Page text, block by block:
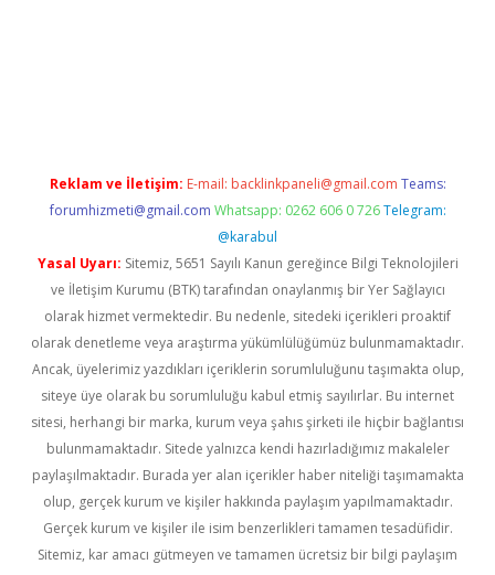
Reklam ve İletişim: E-mail: backlinkpaneli@gmail.com Teams:
forumhizmeti@gmail.com Whatsapp: 0262 606 0 726 Telegram:
@karabul
Yasal Uyarı: Sitemiz, 5651 Sayılı Kanun gereğince Bilgi Teknolojileri
ve İletişim Kurumu (BTK) tarafından onaylanmış bir Yer Sağlayıcı
olarak hizmet vermektedir. Bu nedenle, sitedeki içerikleri proaktif
olarak denetleme veya araştırma yükümlülüğümüz bulunmamaktadır.
Ancak, üyelerimiz yazdıkları içeriklerin sorumluluğunu taşımakta olup,
siteye üye olarak bu sorumluluğu kabul etmiş sayılırlar. Bu internet
sitesi, herhangi bir marka, kurum veya şahıs şirketi ile hiçbir bağlantısı
bulunmamaktadır. Sitede yalnızca kendi hazırladığımız makaleler
paylaşılmaktadır. Burada yer alan içerikler haber niteliği taşımamakta
olup, gerçek kurum ve kişiler hakkında paylaşım yapılmamaktadır.
Gerçek kurum ve kişiler ile isim benzerlikleri tamamen tesadüfidir.
Sitemiz, kar amacı gütmeyen ve tamamen ücretsiz bir bilgi paylaşım